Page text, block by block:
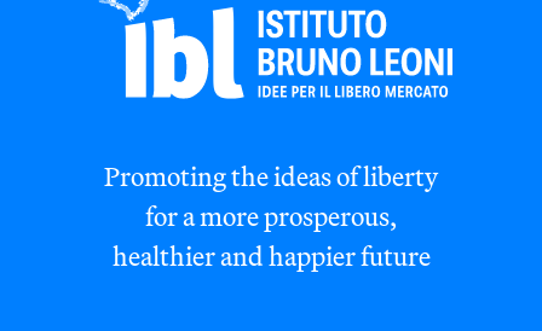
Promoting the ideas of liberty
for a more prosperous,
healthier and happier future